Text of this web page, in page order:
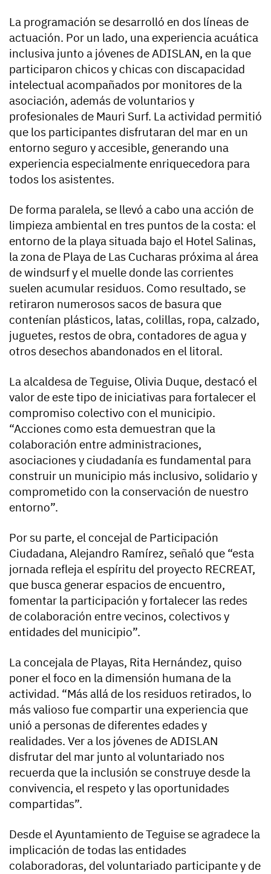
La programación se desarrolló en dos líneas de
actuación. Por un lado, una experiencia acuática
inclusiva junto a jóvenes de ADISLAN, en la que
participaron chicos y chicas con discapacidad
intelectual acompañados por monitores de la
asociación, además de voluntarios y
profesionales de Mauri Surf. La actividad permitió
que los participantes disfrutaran del mar en un
entorno seguro y accesible, generando una
experiencia especialmente enriquecedora para
todos los asistentes.
De forma paralela, se llevó a cabo una acción de
limpieza ambiental en tres puntos de la costa: el
entorno de la playa situada bajo el Hotel Salinas,
la zona de Playa de Las Cucharas próxima al área
de windsurf y el muelle donde las corrientes
suelen acumular residuos. Como resultado, se
retiraron numerosos sacos de basura que
contenían plásticos, latas, colillas, ropa, calzado,
juguetes, restos de obra, contadores de agua y
otros desechos abandonados en el litoral.
La alcaldesa de Teguise, Olivia Duque, destacó el
valor de este tipo de iniciativas para fortalecer el
compromiso colectivo con el municipio.
“Acciones como esta demuestran que la
colaboración entre administraciones,
asociaciones y ciudadanía es fundamental para
construir un municipio más inclusivo, solidario y
comprometido con la conservación de nuestro
entorno”.
Por su parte, el concejal de Participación
Ciudadana, Alejandro Ramírez, señaló que “esta
jornada refleja el espíritu del proyecto RECREAT,
que busca generar espacios de encuentro,
fomentar la participación y fortalecer las redes
de colaboración entre vecinos, colectivos y
entidades del municipio”.
La concejala de Playas, Rita Hernández, quiso
poner el foco en la dimensión humana de la
actividad. “Más allá de los residuos retirados, lo
más valioso fue compartir una experiencia que
unió a personas de diferentes edades y
realidades. Ver a los jóvenes de ADISLAN
disfrutar del mar junto al voluntariado nos
recuerda que la inclusión se construye desde la
convivencia, el respeto y las oportunidades
compartidas”.
Desde el Ayuntamiento de Teguise se agradece la
implicación de todas las entidades
colaboradoras, del voluntariado participante y de